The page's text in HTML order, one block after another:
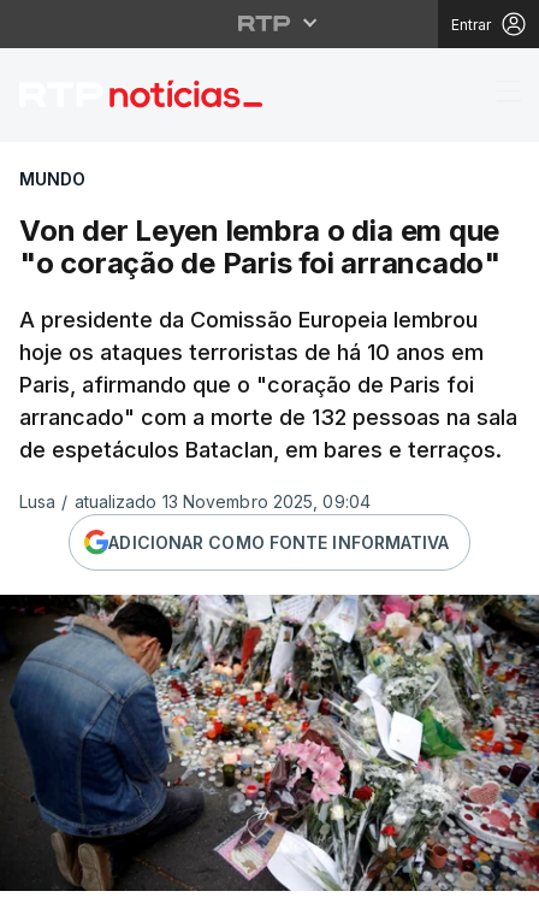
Entrar
Von der Leyen
MUNDO
Von der Leyen lembra o dia em que
"o coração de Paris foi arrancado"
A presidente da Comissão Europeia lembrou
hoje os ataques terroristas de há 10 anos em
Paris, afirmando que o "coração de Paris foi
arrancado" com a morte de 132 pessoas na sala
de espetáculos Bataclan, em bares e terraços.
Lusa / atualizado 13 Novembro 2025, 09:04
ADICIONAR COMO FONTE INFORMATIVA